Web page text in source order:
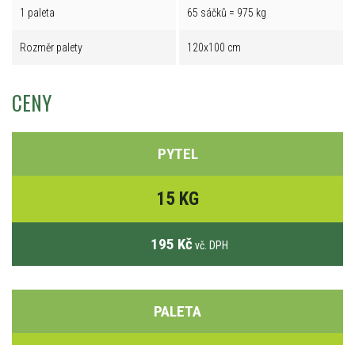
1 paleta 65 sáčků = 975 kg
Rozměr palety 120x100 cm
CENY
PYTEL
15 KG
195 Kč vč. DPH
PALETA